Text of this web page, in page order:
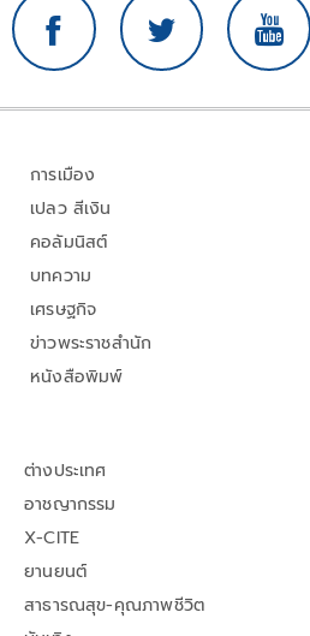
การเมือง
เปลว สีเงิน
คอลัมนิสต์
บทความ
เศรษฐกิจ
ข่าวพระราชสำนัก
หนังสือพิมพ์
ต่างประเทศ
อาชญากรรม
X-CITE
ยานยนต์
สาธารณสุข-คุณภาพชีวิต